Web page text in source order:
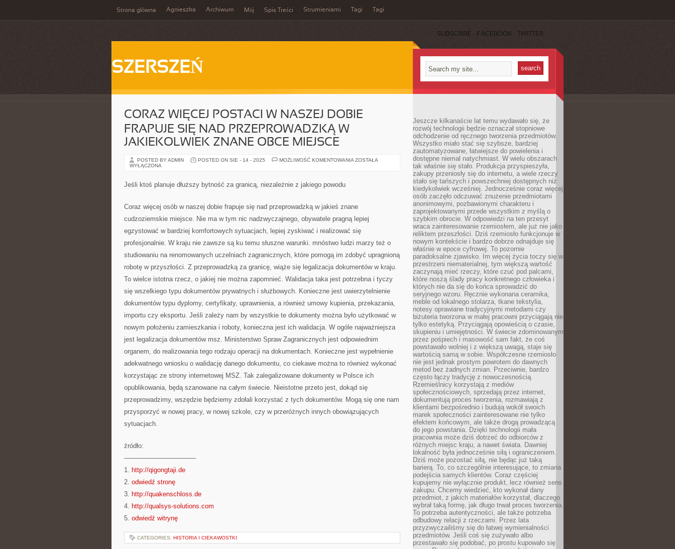
Strona główna Agnieszka Archiwum Mój Spis Treści Strumieniami Tagi Tagi
SUBSCRIBE FACEBOOK TWITTER
SZERSZEŃ
CORAZ WIĘCEJ POSTACI W NASZEJ DOBIE
FRAPUJE SIĘ NAD PRZEPROWADZKĄ W
JAKIEKOLWIEK ZNANE OBCE MIEJSCE
POSTED BY ADMIN POSTED ON SIE - 14 - 2025 MOŻLIWOŚĆ KOMENTOWANIA CORAZ
PRZEPROWADZKĄ
JAKIEKOLWIEK
OBCE
ZOSTAŁA
WYŁĄCZONA
Jeśli ktoś planuje dłuższy bytność za granicą, niezależnie z jakiego powodu
Coraz więcej osób w naszej dobie frapuje się nad przeprowadzką w jakieś znane
cudzoziemskie miejsce. Nie ma w tym nic nadzwyczajnego, obywatele pragną lepiej
egzystować w bardziej komfortowych sytuacjach, lepiej zyskiwać i realizować się
profesjonalnie. W kraju nie zawsze są ku temu słuszne warunki. mnóstwo ludzi marzy też o
studiowaniu na renomowanych uczelniach zagranicznych, które pomogą im zdobyć upragnioną
robotę w przyszłości. Z przeprowadzką za granicę, wiąże się legalizacja dokumentów w kraju.
To wielce istotna rzecz, o jakiej nie można zapomnieć. Walidacja taka jest potrzebna i tyczy
się wszelkiego typu dokumentów prywatnych i służbowych. Konieczne jest uwierzytelnienie
dokumentów typu dyplomy, certyfikaty, uprawnienia, a również umowy kupienia, przekazania,
importu czy eksportu. Jeśli zależy nam by wszystkie te dokumenty można było użytkować w
nowym położeniu zamieszkania i roboty, konieczna jest ich walidacja. W ogóle najważniejsza
jest legalizacja dokumentów msz. Ministerstwo Spraw Zagranicznych jest odpowiednim
organem, do realizowania tego rodzaju operacji na dokumentach. Konieczne jest wypełnienie
adekwatnego wniosku o walidację danego dokumentu, co ciekawe można to również wykonać
korzystając ze strony internetowej MSZ. Tak zalegalizowane dokumenty w Polsce ich
opublikowania, będą szanowane na całym świecie. Nieistotne przeto jest, dokąd się
przeprowadzimy, wszędzie będziemy zdołali korzystać z tych dokumentów. Mogą się one nam
przysporzyć w nowej pracy, w nowej szkole, czy w przeróżnych innych obowiązujących
sytuacjach.
źródło:
———————————
1. http://qigongtaji.de
2. odwiedź stronę
3. http://quakenschloss.de
4. http://qualsys-solutions.com
5. odwiedź witrynę
CATEGORIES: HISTORIA I CIEKAWOSTKI
Jeszcze kilkanaście lat temu wydawało się, że
rozwój technologii będzie oznaczał stopniowe
odchodzenie od ręcznego tworzenia przedmiotów.
Wszystko miało stać się szybsze, bardziej
zautomatyzowane, łatwiejsze do powielenia i
dostępne niemal natychmiast. W wielu obszarach
tak właśnie się stało. Produkcja przyspieszyła,
zakupy przeniosły się do internetu, a wiele rzeczy
stało się tańszych i powszechniej dostępnych niż
kiedykolwiek wcześniej. Jednocześnie coraz więcej
osób zaczęło odczuwać znużenie przedmiotami
anonimowymi, pozbawionymi charakteru i
zaprojektowanymi przede wszystkim z myślą o
szybkim obrocie. W odpowiedzi na ten przesyt
wraca zainteresowanie rzemiosłem, ale już nie jako
reliktem przeszłości. Dziś rzemiosło funkcjonuje w
nowym kontekście i bardzo dobrze odnajduje się
właśnie w epoce cyfrowej. To pozornie
paradoksalne zjawisko. Im więcej życia toczy się w
przestrzeni niematerialnej, tym większą wartość
zaczynają mieć rzeczy, które czuć pod palcami,
które noszą ślady pracy konkretnego człowieka i
których nie da się do końca sprowadzić do
seryjnego wzoru. Ręcznie wykonana ceramika,
meble od lokalnego stolarza, tkane tekstylia,
notesy oprawiane tradycyjnymi metodami czy
biżuteria tworzona w małej pracowni przyciągają nie
tylko estetyką. Przyciągają opowieścią o czasie,
skupieniu i umiejętności. W świecie zdominowanym
przez pośpiech i masowość sam fakt, że coś
powstawało wolniej i z większą uwagą, staje się
wartością samą w sobie. Współczesne rzemiosło
nie jest jednak prostym powrotem do dawnych
metod bez żadnych zmian. Przeciwnie, bardzo
często łączy tradycję z nowoczesnością.
Rzemieślnicy korzystają z mediów
społecznościowych, sprzedają przez internet,
dokumentują proces tworzenia, rozmawiają z
klientami bezpośrednio i budują wokół swoich
marek społeczności zainteresowane nie tylko
efektem końcowym, ale także drogą prowadzącą
do jego powstania. Dzięki technologii mała
pracownia może dziś dotrzeć do odbiorców z
różnych miejsc kraju, a nawet świata. Dawniej
lokalność była jednocześnie siłą i ograniczeniem.
Dziś może pozostać siłą, nie będąc już taką
barierą. To, co szczególnie interesujące, to zmiana
podejścia samych klientów. Coraz częściej
kupujemy nie wyłącznie produkt, lecz również sens
zakupu. Chcemy wiedzieć, kto wykonał dany
przedmiot, z jakich materiałów korzystał, dlaczego
wybrał taką formę, jak długo trwał proces tworzenia.
To potrzeba autentyczności, ale także potrzeba
odbudowy relacji z rzeczami. Przez lata
przyzwyczailiśmy się do łatwej wymienialności
przedmiotów. Jeśli coś się zużywało albo
przestawało się podobać, po prostu kupowało się